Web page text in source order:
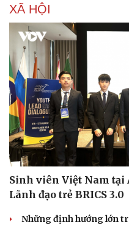
Văn hóa
Sân khấu - Điện ảnh
Văn học
Âm nhạc
XÃ HỘI
Sinh viên Việt Nam
Lãnh đạo trẻ BRICS 3.0
Những định hướng lớn